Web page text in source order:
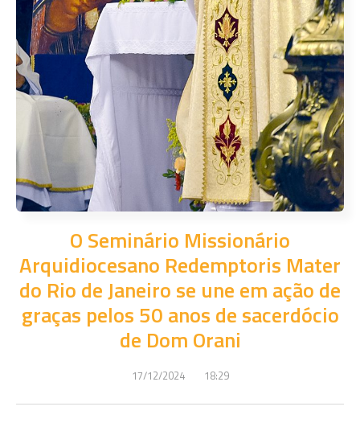
O Seminário Missionário
Arquidiocesano Redemptoris Mater
do Rio de Janeiro se une em ação de
graças pelos 50 anos de sacerdócio
de Dom Orani
17/12/2024 18:29